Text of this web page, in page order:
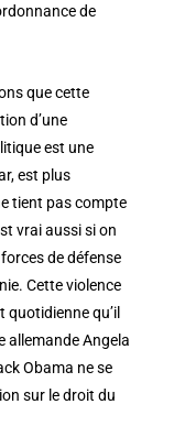
de
que cette
d’une
est une
est plus
tient pas compte
vrai aussi si on
de défense
Cette violence
qu’il
allemande Angela
Obama ne se
sur le droit du